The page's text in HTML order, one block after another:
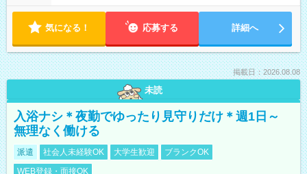
気になる！ 応募する 詳細へ
掲載日：2026.08.08
未読
入浴ナシ＊夜勤でゆったり見守りだけ＊週1日～
無理なく働ける
派遣 社会人未経験OK 大学生歓迎
ブランクOK
WEB登録・面接OK